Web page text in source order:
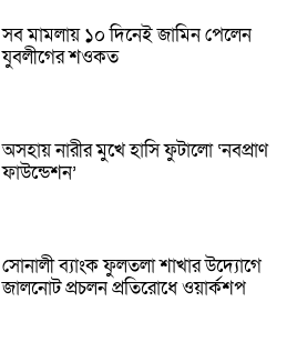
সব মামলায় ১০ দিনেই জামিন পেলেন
যুবলীগের শওকত
অসহায় নারীর মুখে হাসি ফুটালো ‘নবপ্রাণ
ফাউন্ডেশন’
সোনালী ব্যাংক ফুলতলা শাখার উদ্যোগে
জালনোট প্রচলন প্রতিরোধে ওয়ার্কশপ